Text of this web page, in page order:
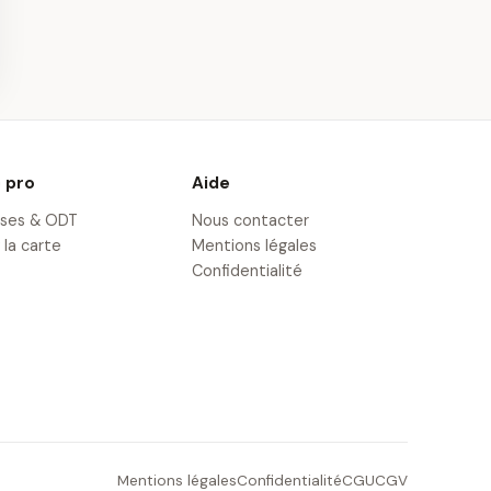
à Cahors
pro
& ODT
la carte
Aide
Nous contacter
Mentions légales
Confidentialité
Mentions légalesConfidentialitéCGUCGV